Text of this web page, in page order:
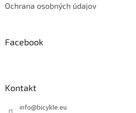
Ochrana osobných údajov
Facebook
Kontakt
info@bicykle.eu